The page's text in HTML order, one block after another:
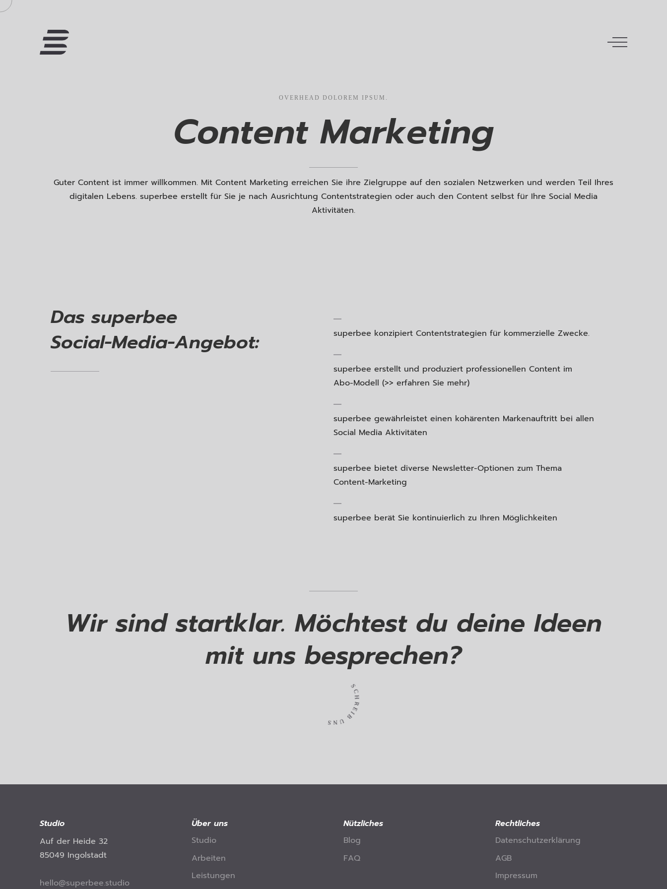
OVERHEAD DOLOREM IPSUM.
Content Marketing
Guter Content ist immer willkommen. Mit Content Marketing erreichen Sie ihre Zielgruppe auf den sozialen Netzwerken und werden Teil Ihres
digitalen Lebens. superbee erstellt für Sie je nach Ausrichtung Contentstrategien oder auch den Content selbst für Ihre Social Media
Aktivitäten.
Das superbee
Social-Media-Angebot:
superbee konzipiert Contentstrategien für kommerzielle Zwecke.
superbee erstellt und produziert professionellen Content im
Abo-Modell (>> erfahren Sie mehr)
superbee gewährleistet einen kohärenten Markenauftritt bei allen
Social Media Aktivitäten
superbee bietet diverse Newsletter-Optionen zum Thema
Content-Marketing
superbee berät Sie kontinuierlich zu Ihren Möglichkeiten
Wir sind startklar. Möchtest du deine Ideen
mit uns besprechen?
S
C
H
R
E
I
B
U
N
S
Studio
Auf der Heide 32
85049 Ingolstadt
hello@superbee.studio
Über uns
Studio
Arbeiten
Leistungen
Nützliches
Blog
FAQ
Rechtliches
Datenschutzerklärung
AGB
Impressum